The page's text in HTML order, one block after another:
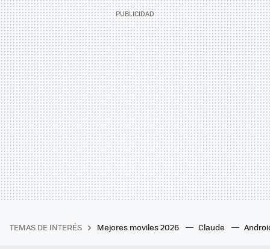
TEMAS DE INTERÉS Mejores moviles 2026 Claude